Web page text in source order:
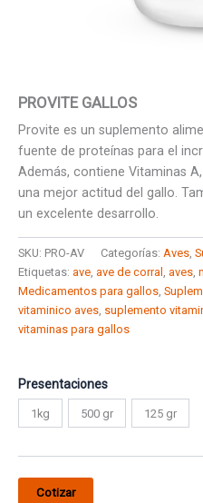
PROVITE GALLOS
Provite es un suplemento
fuente de proteínas para el
Además, contiene Vitaminas
una mejor actitud del gallo.
un excelente desarrollo.
SKU: PRO-AV Categorías: Aves,
Etiquetas: ave, ave de corral , aves,
Medicamentos para gallos,
vitaminico aves, suplemento
vitaminas para gallos
Presentaciones
1kg 500 gr 125 gr
Cotizar